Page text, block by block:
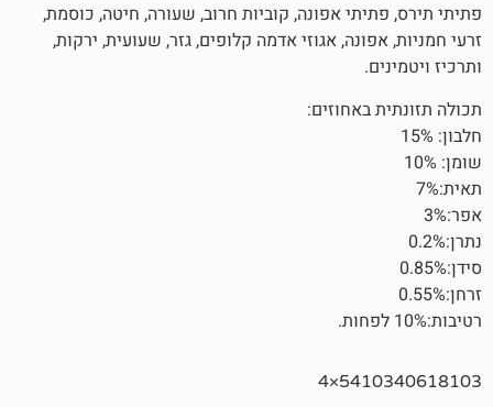
אפונה, קוביות חרוב, שעורה, חיטה, כוסמת,
אגוזי אדמה קלופים, גזר, שעועית, ירקות,